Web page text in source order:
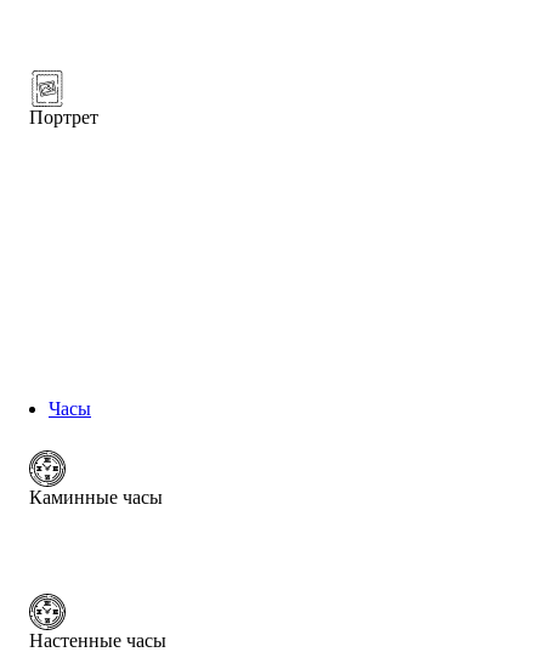
Портрет
Часы
Каминные часы
Настенные часы